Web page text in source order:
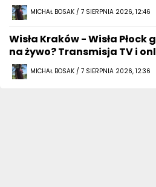
MICHAŁ BOSAK / 7 SIERPNIA 2026, 12:46
Wisła Kraków - Wisła
na żywo? Transmisja TV i
MICHAŁ BOSAK / 7 SIERPNIA 2026, 12:36